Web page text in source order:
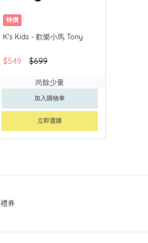
特價
K's Kids - 歡樂小馬 Tony
$549 $699
尚餘少量
加入購物車
立即選購
券